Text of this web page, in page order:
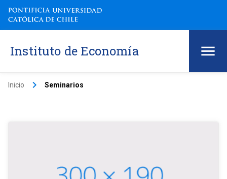
Instituto de Economía
Inicio keyboard_arrow_right Seminarios